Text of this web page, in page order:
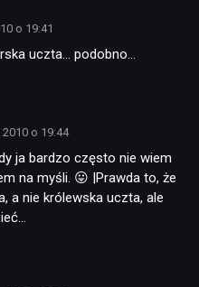
o 19:41
uczta… podobno…
2010 o 19:44
ja bardzo często nie wiem
na myśli. 😛 |Prawda to, że
a nie królewska uczta, ale